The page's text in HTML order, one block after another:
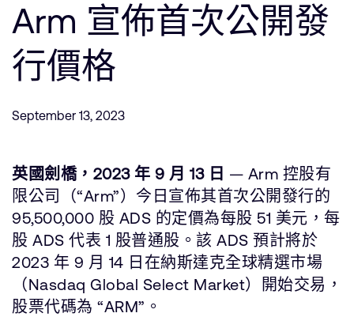
一般 IP 授權方案
其他事項
Arm Integrity Helpline
媒體聯絡
研究合作
網站
投資者
通報安全漏洞
Arm 全球總部
110 Fulbourn Road
開發者
支援與訓練
公司資訊
Arm 宣佈首次公開發
行價格
September 13, 2023
英國劍橋，2023 年 9 月 13 日 — Arm 控股有
限公司（“Arm”）今日宣佈其首次公開發行的
95,500,000 股 ADS 的定價為每股 51 美元，每
股 ADS 代表 1 股普通股。該 ADS 預計將於
2023 年 9 月 14 日在納斯達克全球精選市場
（Nasdaq Global Select Market）開始交易，
股票代碼為 “ARM”。